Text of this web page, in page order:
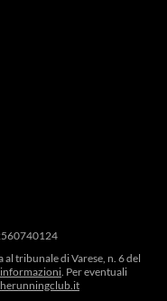
tribunale di Varese, n. 6 del
. Per eventuali